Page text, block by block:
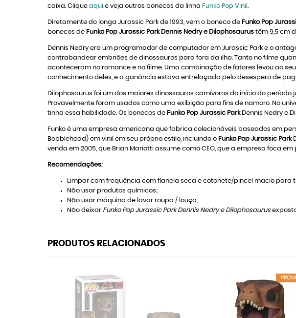
caixa. Clique aqui e veja outros bonecos da linha Funko Pop Vinil .
Diretamente do longa Jurassic Park de 1993, vem o boneco de Funko Pop
bonecos de Funko Pop Jurassic Park Dennis Nedry e Dilophosaurus têm 9,5 cm
Dennis Nedry era um programador de computador em Jurassic Park e o
contrabandear embriões de dinossauros para fora da ilha. Tanto no filme
aconteceram no romance e no filme. Uma combinação de fatores levou ao
conhecimento deles, e a ganância estava entrelaçada pelo desespero de
Dilophosaurus foi um dos maiores dinossauros carnívoros do início do
Provavelmente foram usados como uma exibição para fins de namoro. No
tinha essa habilidade. Os bonecos de Funko Pop Jurassic ParkDennis Nedry e
Funko é uma empresa americana que fabrica colecionáveis baseados em
Bobblehead) em vinil em seu próprio estilo, incluindo o Funko Pop Jurassic Park
venda em 2005, que Brian Mariotti assume como CEO, que a empresa foca
Recomendações:
Limpar com frequência com flanela seca e cotonete/pincel macio para
Não usar produtos químicos;
Não usar máquina de lavar roupa / louça;
Não deixar Funko Pop Jurassic Park Dennis Nedry e Dilophosaurus
PRODUTOS RELACIONADOS